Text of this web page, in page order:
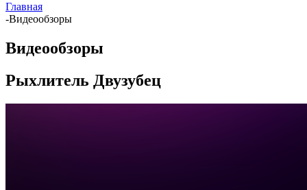
Главная
-Видеообзоры
Видеообзоры
Рыхлитель Двузубец